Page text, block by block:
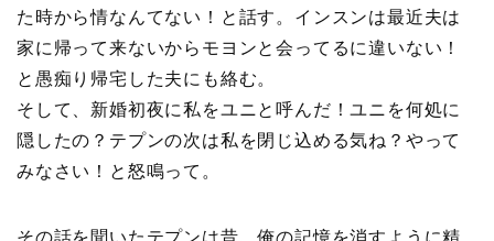
た時から情なんてない！と話す。インスンは最近夫は
家に帰って来ないからモヨンと会ってるに違いない！
と愚痴り帰宅した夫にも絡む。
そして、新婚初夜に私をユニと呼んだ！ユニを何処に
隠したの？テプンの次は私を閉じ込める気ね？やって
みなさい！と怒鳴って。